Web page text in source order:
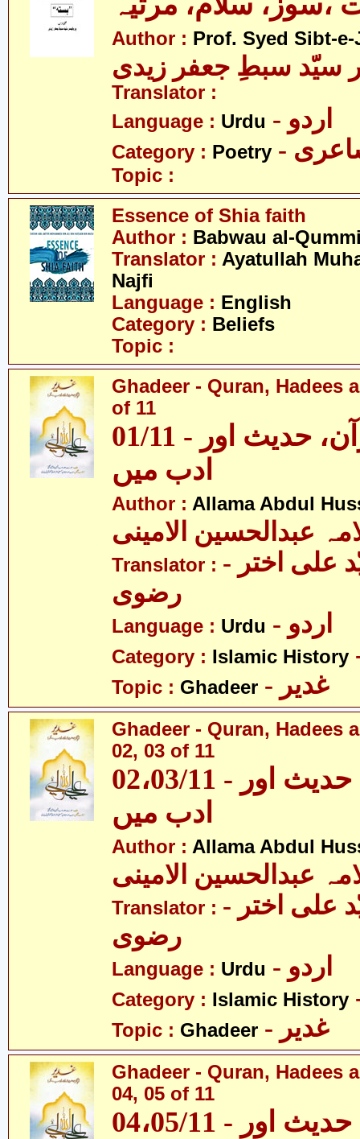
Author : Prof. Syed Sibt-
سیّد سبطِ جعفر زیدی
Translator :
Language : Urdu - اردو
Category : Poetry
Topic :
Essence of Shia faith
Author : Babwau al-
Translator : Ayatullah
Najfi
Language : English
Category : Beliefs
Topic :
Ghadeer - Quran, Hadees
of 11
01/11 - غدیر - قرآن، حدیث اور
ادب میں
Author : Allama Abdul
عبدالحسین الامینی
Translator : - مولانا سیّد علی اختر
رضوی
Language : Urdu - اردو
Category : Islamic History
Topic : Ghadeer - غدیر
Ghadeer - Quran, Hadees
02, 03 of 11
02،03/11 - غدیر - قرآن، حدیث اور
ادب میں
Author : Allama Abdul
عبدالحسین الامینی
Translator : - مولانا سیّد علی اختر
رضوی
Language : Urdu - اردو
Category : Islamic History
Topic : Ghadeer - غدیر
Ghadeer - Quran, Hadees
04, 05 of 11
04،05/11 - غدیر - قرآن، حدیث اور